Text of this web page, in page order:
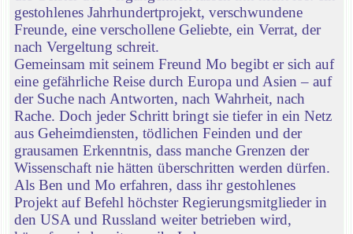
gestohlenes Jahrhundertprojekt, verschwundene
Freunde, eine verschollene Geliebte, ein Verrat, der
nach Vergeltung schreit.
Gemeinsam mit seinem Freund Mo begibt er sich auf
eine gefährliche Reise durch Europa und Asien – auf
der Suche nach Antworten, nach Wahrheit, nach
Rache. Doch jeder Schritt bringt sie tiefer in ein Netz
aus Geheimdiensten, tödlichen Feinden und der
grausamen Erkenntnis, dass manche Grenzen der
Wissenschaft nie hätten überschritten werden dürfen.
Als Ben und Mo erfahren, dass ihr gestohlenes
Projekt auf Befehl höchster Regierungsmitglieder in
den USA und Russland weiter betrieben wird,